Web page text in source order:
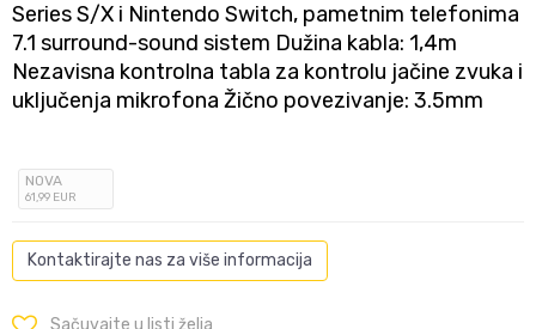
Series S/X i Nintendo Switch, pametnim telefonima
7.1 surround-sound sistem Dužina kabla: 1,4m
Nezavisna kontrolna tabla za kontrolu jačine zvuka i
uključenja mikrofona Žično povezivanje: 3.5mm
NOVA
61,99 EUR
Kontaktirajte nas za više informacija
Sačuvajte u listi želja